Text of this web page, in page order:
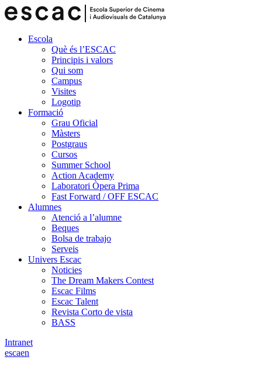
Escola
Què és l’ESCAC
Principis i valors
Qui som
Campus
Visites
Logotip
Formació
Grau Oficial
Màsters
Postgraus
Cursos
Summer School
Action Academy
Laboratori Òpera Prima
Fast Forward / OFF ESCAC
Alumnes
Atenció a l’alumne
Beques
Bolsa de trabajo
Serveis
Univers Escac
Noticies
The Dream Makers Contest
Escac Films
Escac Talent
Revista Corto de vista
BASS
Intranet
escaen